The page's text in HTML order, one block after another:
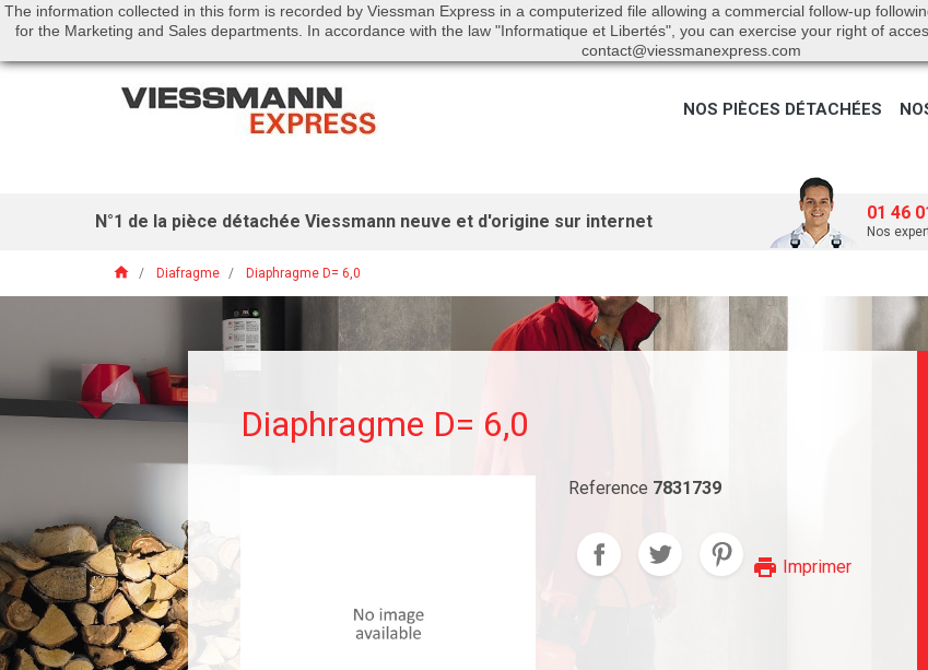
Call us:01 46 01 51 53
NOS PIÈCES DÉTACHÉES
N°1 de la pièce détachée Viessmann neuve et d'origine sur internet 01 46
Nos
home Diafragme Diaphragme D= 6,0
Diaphragme D= 6,0
Reference 7831739
print Imprimer
The information collected in this form is recorded by Viessman Express in a computerized file allowing a commercial follow-up
for the Marketing and Sales departments. In accordance with the law "Informatique et Libertés", you can exercise your right of
contact@viessmanexpress.com